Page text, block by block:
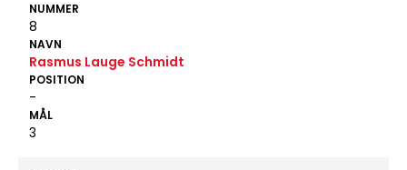
NUMMER
8
NAVN
Rasmus Lauge Schmidt
POSITION
-
MÅL
3